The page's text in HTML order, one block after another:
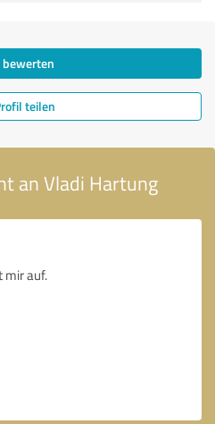
bewerten
teilen
an Vladi Hartung